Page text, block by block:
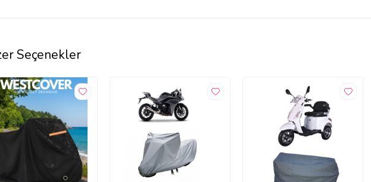
Seçenekler